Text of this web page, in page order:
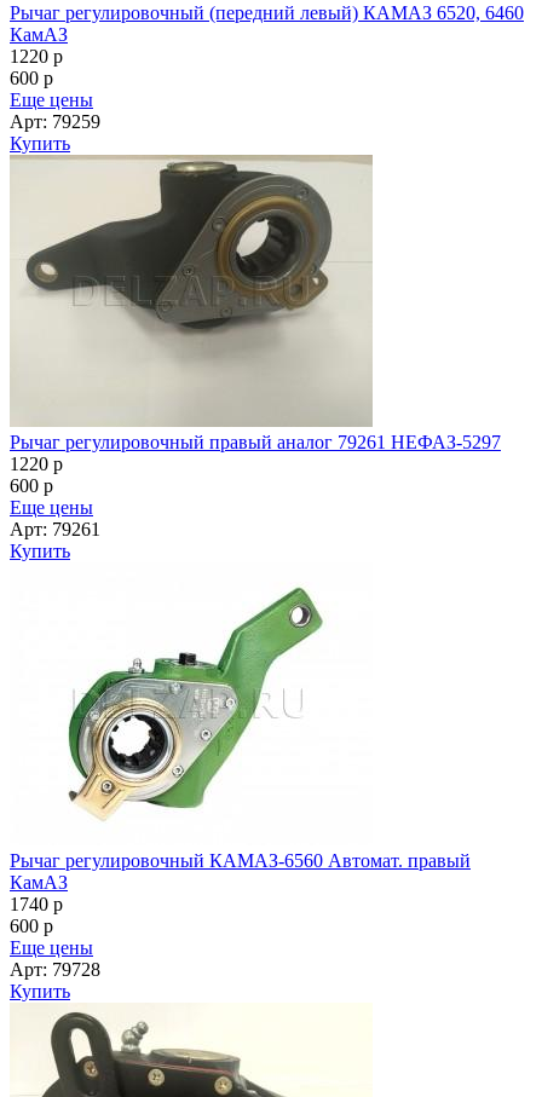
Рычаг регулировочный (передний левый) КАМАЗ 6520, 6460
КамАЗ
1220 p
600 p
Еще цены
Арт: 79259
Купить
Рычаг регулировочный правый аналог 79261 НЕФАЗ-5297
1220 p
600 p
Еще цены
Арт: 79261
Купить
Рычаг регулировочный КАМАЗ-6560 Автомат. правый
КамАЗ
1740 p
600 p
Еще цены
Арт: 79728
Купить